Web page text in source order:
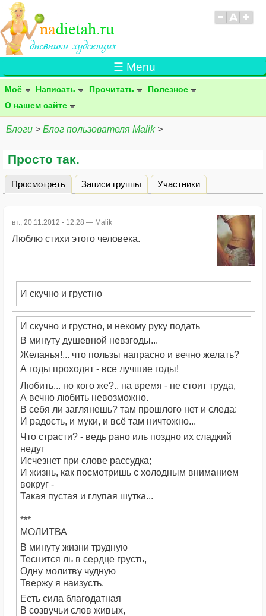
☰ Menu
Моё Написать Прочитать
Полезное
О нашем сайте
Блоги > Блог пользователя Malik>
Просто так.
Главные вкладки
Просмотреть (активная вкладка)
Записи группы Участники
вт., 20.11.2012 - 12:28 — Malik
Люблю стихи этого человека.
И скучно и грустно
И скучно и грустно, и некому руку подать
В минуту душевной невзгоды...
Желанья!... что пользы напрасно и вечно желать?
А годы проходят - все лучшие годы!
Любить... но кого же?.. на время - не стоит труда,
А вечно любить невозможно.
В себя ли заглянешь? там прошлого нет и следа:
И радость, и муки, и всё там ничтожно...
Что страсти? - ведь рано иль поздно их сладкий
недуг
Исчезнет при слове рассудка;
И жизнь, как посмотришь с холодным вниманием
вокруг -
Такая пустая и глупая шутка...
***
МОЛИТВА
В минуту жизни трудную
Теснится ль в сердце грусть,
Одну молитву чудную
Твержу я наизусть.
Есть сила благодатная
В созвучьи слов живых,